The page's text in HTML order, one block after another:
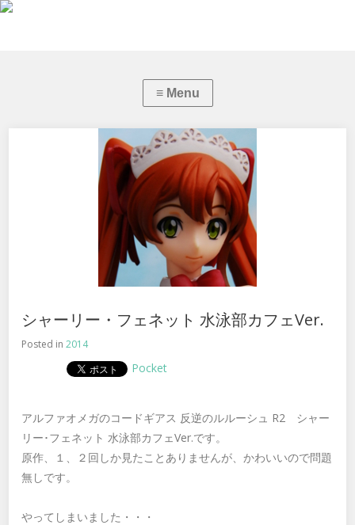
シャーリー・フェネット 水泳部カフェVer.
Posted in2014
Pocket
アルファオメガのコードギアス 反逆のルルーシュ R2 シャー
リー･フェネット 水泳部カフェVer.です。
原作、１、２回しか見たことありませんが、かわいいので問題
無しです。
やってしまいました・・・